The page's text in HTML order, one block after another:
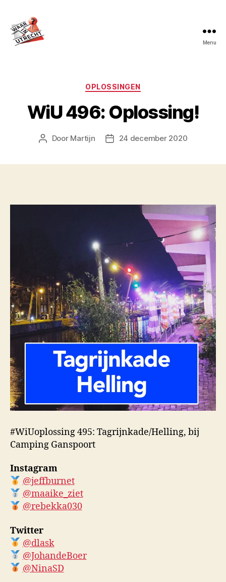
Menu
Categorieën
OPLOSSINGEN
WiU 496: Oplossing!
Berichtauteur
Door Martijn Berichtdatum
24 december 2020
#WiUoplossing 495: Tagrijnkade/Helling, bij
Camping Ganspoort
Instagram
@jeffburnet
@maaike_ziet
@rebekka030
Twitter
@dlask
@JohandeBoer
@NinaSD